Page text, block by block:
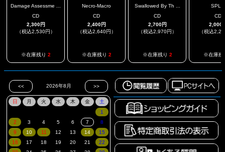
Damage Assessme ...
CD
2,300円
（税込2,530円）
※在庫残り 2
Necro-Macro
CD
2,400円
（税込2,640円）
※在庫残り 2
Swallowed By Th ...
CD
2,700円
（税込2,970円）
※在庫残り 2
SPLIT
CD
2,000
（税込
※在庫残